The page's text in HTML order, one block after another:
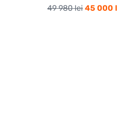
49 980lei 45 000